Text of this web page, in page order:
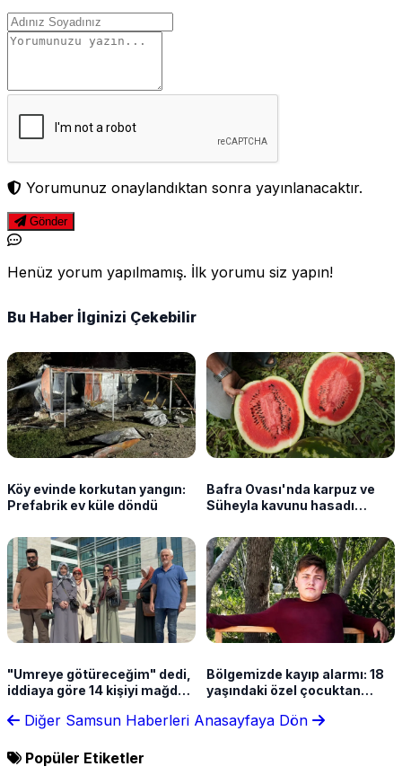
Yorumunuz onaylandıktan sonra yayınlanacaktır.
Gönder
Henüz yorum yapılmamış. İlk yorumu siz yapın!
Bu Haber İlginizi Çekebilir
Köy evinde korkutan yangın:
Prefabrik ev küle döndü
Bafra Ovası'nda karpuz ve
Süheyla kavunu hasadı
"Umreye götüreceğim" dedi,
iddiaya göre 14 kişiyi mağdur
Bölgemizde kayıp alarmı: 18
yaşındaki özel çocuktan
Diğer Samsun Haberleri Anasayfaya Dön
Popüler Etiketler